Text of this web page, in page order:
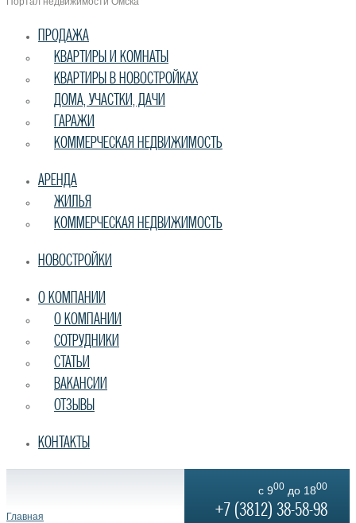
ПРОДАЖА
КВАРТИРЫ И КОМНАТЫ
КВАРТИРЫ В НОВОСТРОЙКАХ
ДОМА, УЧАСТКИ, ДАЧИ
ГАРАЖИ
КОММЕРЧЕСКАЯ НЕДВИЖИМОСТЬ
АРЕНДА
ЖИЛЬЯ
КОММЕРЧЕСКАЯ НЕДВИЖИМОСТЬ
НОВОСТРОЙКИ
О КОМПАНИИ
О КОМПАНИИ
СОТРУДНИКИ
СТАТЬИ
ВАКАНСИИ
ОТЗЫВЫ
КОНТАКТЫ
c 900 до 1800
+7 (3812) 38-58-98
Главная